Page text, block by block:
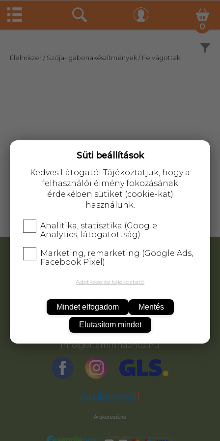
0
Élelmiszer/ Szója- gabonakészítmények/ Felvágottak
ADATVÉDELEM
ÁSZF
KAPCSOLAT
Nagy Brigitta E.V.
+36 70 624-7020
info@vitaminhazhoz.hu
Árukereső.hu
Süti beállítások
Kedves Látogató! Tájékoztatjuk, hogy a
felhasználói élmény fokozásának
érdekében sütiket (cookie-kat)
használunk.
Analitika, statisztika (Google
Analytics, látogatottság)
Marketing, remarketing (Google Ads,
Facebook Pixel)
Adatkezelési tájékoztató
Mindet elfogadom Mentés
Elutasítom mindet